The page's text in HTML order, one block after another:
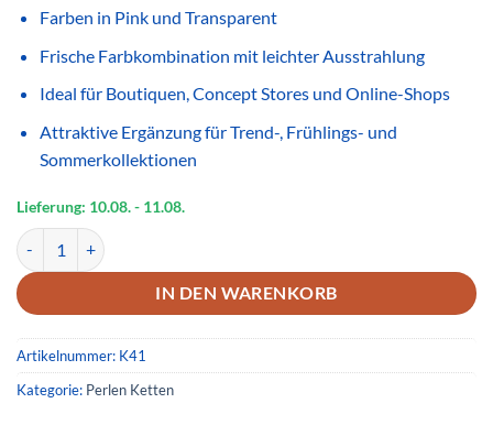
Farben in Pink und Transparent
Frische Farbkombination mit leichter Ausstrahlung
Ideal für Boutiquen, Concept Stores und Online-Shops
Attraktive Ergänzung für Trend-, Frühlings- und
Sommerkollektionen
Lieferung: 10.08.- 11.08.
Handgemachte Perlenkette Pink Transparent – Glänzender
IN DEN WARENKORB
Artikelnummer: K41
Kategorie: Perlen Ketten